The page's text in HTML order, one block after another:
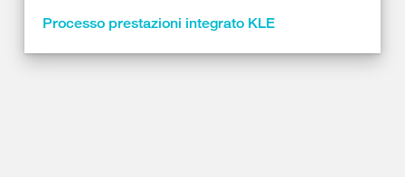
Processo prestazioni integrato KLE